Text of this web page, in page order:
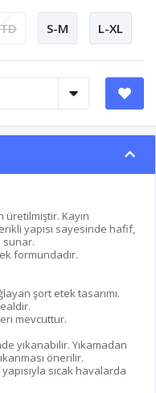
S-M L-XL
üretilmiştir. Kayın
yapısı sayesinde hafif,
sunar.
formundadır.
şort etek tasarımı.
mevcuttur.
yıkanabilir. Yıkamadan
önerilir.
sıcak havalarda